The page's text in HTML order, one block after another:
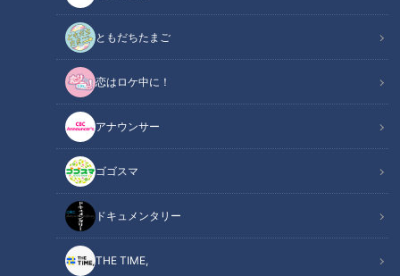
ともだちたまご
恋はロケ中に！
アナウンサー
ゴゴスマ
ドキュメンタリー
THE TIME,
全国の道に特化したバラエティ番組『道との遭遇』では、道マ
ニアがイチオシの道をご紹介。今回は、由緒も美観も楽しめる
東京都の“魅力的な坂道”を巡りました。（この記事では道情報
だけをまとめてご紹介します）
急勾配すぎて思わず覗いてしまう「のぞき坂」
低地と台地が織りなす「新助坂」の風景
夏目漱石ゆかりの「芋坂」
静かで趣のある美しい「清水坂」